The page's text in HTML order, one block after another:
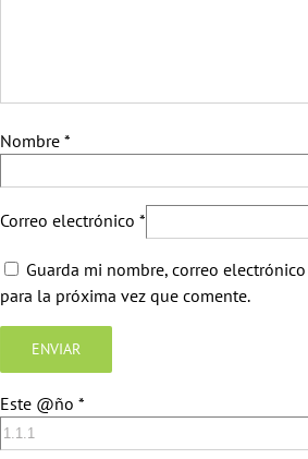
Nombre *
Correo electrónico *
Guarda mi nombre, correo
para la próxima vez que comente.
Este @ño *